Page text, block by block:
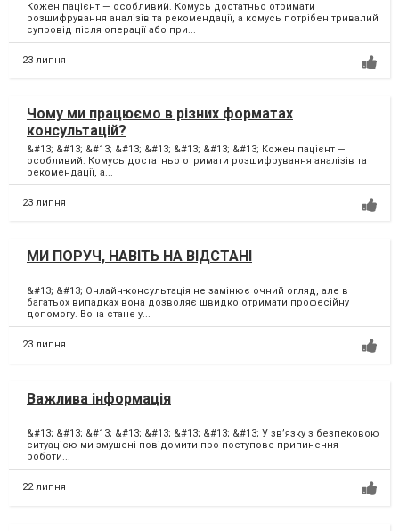
Кожен пацієнт — особливий. Комусь достатньо отримати
розшифрування аналізів та рекомендації, а комусь потрібен тривалий
супровід після операції або при...
23 липня
Чому ми працюємо в різних форматах
консультацій?
&#13; &#13; &#13; &#13; &#13; &#13; &#13; &#13; Кожен пацієнт —
особливий. Комусь достатньо отримати розшифрування аналізів та
рекомендації, а...
23 липня
МИ ПОРУЧ, НАВІТЬ НА ВІДСТАНІ
&#13; &#13; Онлайн-консультація не замінює очний огляд, але в
багатьох випадках вона дозволяє швидко отримати професійну
допомогу. Вона стане у...
23 липня
Важлива інформація
&#13; &#13; &#13; &#13; &#13; &#13; &#13; &#13; У зв’язку з безпековою
ситуацією ми змушені повідомити про поступове припинення
роботи...
22 липня